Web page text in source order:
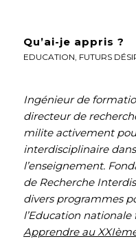
Qu’ai-je appris ?
EDUCATION, FUTURS
Ingénieur de
directeur de
milite activement
interdisciplinaire
l’enseignement.
de Recherche
divers programmes
l’Education nationale
Apprendre au